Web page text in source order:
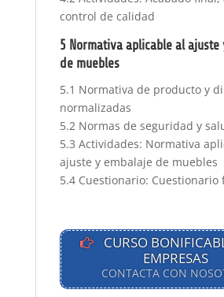
control de calidad
5 Normativa aplicable al ajuste
de muebles
5.1 Normativa de producto y
normalizadas
5.2 Normas de seguridad y
5.3 Actividades: Normativa
ajuste y embalaje de muebles
5.4 Cuestionario: Cuestionario
CURSO
EMPRESAS
CONTACTA CON